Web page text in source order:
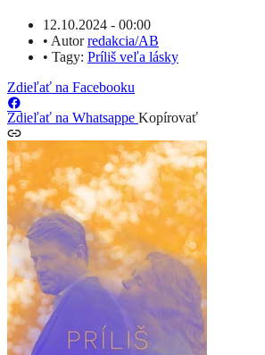
12.10.2024 - 00:00
• Autorredakcia/AB
• Tagy: Príliš veľa lásky
Zdieľať na Facebooku
Zdieľať na Whatsappe Kopírovať